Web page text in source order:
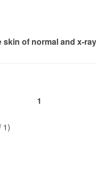
of normal and x-
1
1)